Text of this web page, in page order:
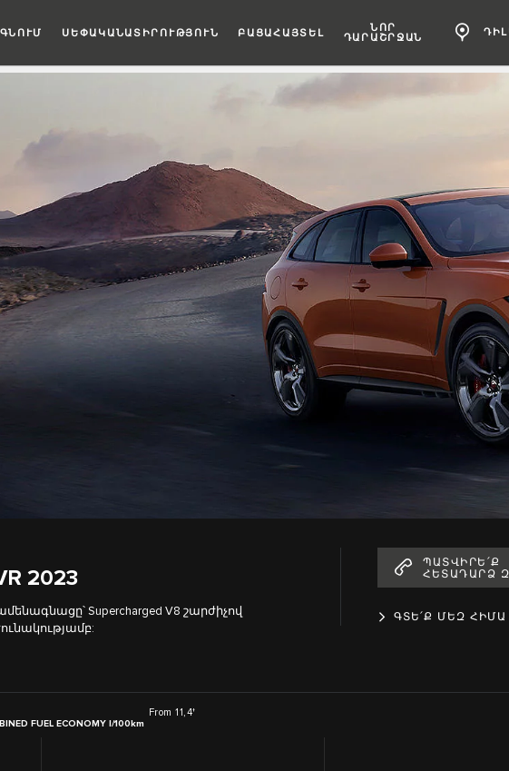
ԳՆՈՒՄ ՍԵՓԱԿԱՆԱՏԻՐՈՒԹՅՈՒՆ ԲԱՑԱՀԱՅՏԵԼ
ՆՈՐ
ԴԱՐԱՇՐՋԱՆ
2023
Supercharged V8 շարժիչով
ՊԱՏՎԻՐԵ՛Ք
ՀԵՏԱԴԱՐՁ
ԳՏԵ՛Ք ՄԵԶ ՀԻՄԱ
FUEL ECONOMY l/100km
From 11,4†